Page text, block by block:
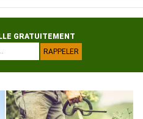
GRATUITEMENT